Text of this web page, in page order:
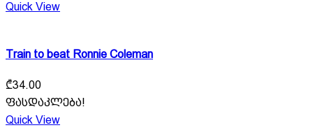
was:
Quick View
Train to beat Ronnie Coleman
₾34.00
ფასდაკლება!
Quick View